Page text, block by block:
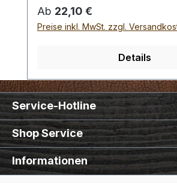
Locheisen, Punziereisen, etc.
Auswahlliste:#1
Gramm / Kopf - Ø : 48 mm /
Kopf - Ø : 42 mm /
- Bei einer Bestellung 1 Stück
1 Rohhauthammer der
Regulärer Preis:
Ab 22,10 €
Preise inkl. MwSt. zzgl.
Details
Service-Hotline
Shop Service
Informationen